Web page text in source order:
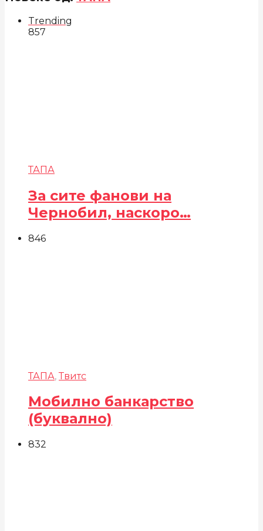
Trending
857
ТАПА
За сите фанови на
Чернобил, наскоро…
846
ТАПА, Твитс
Мобилно банкарство
(буквално)
832